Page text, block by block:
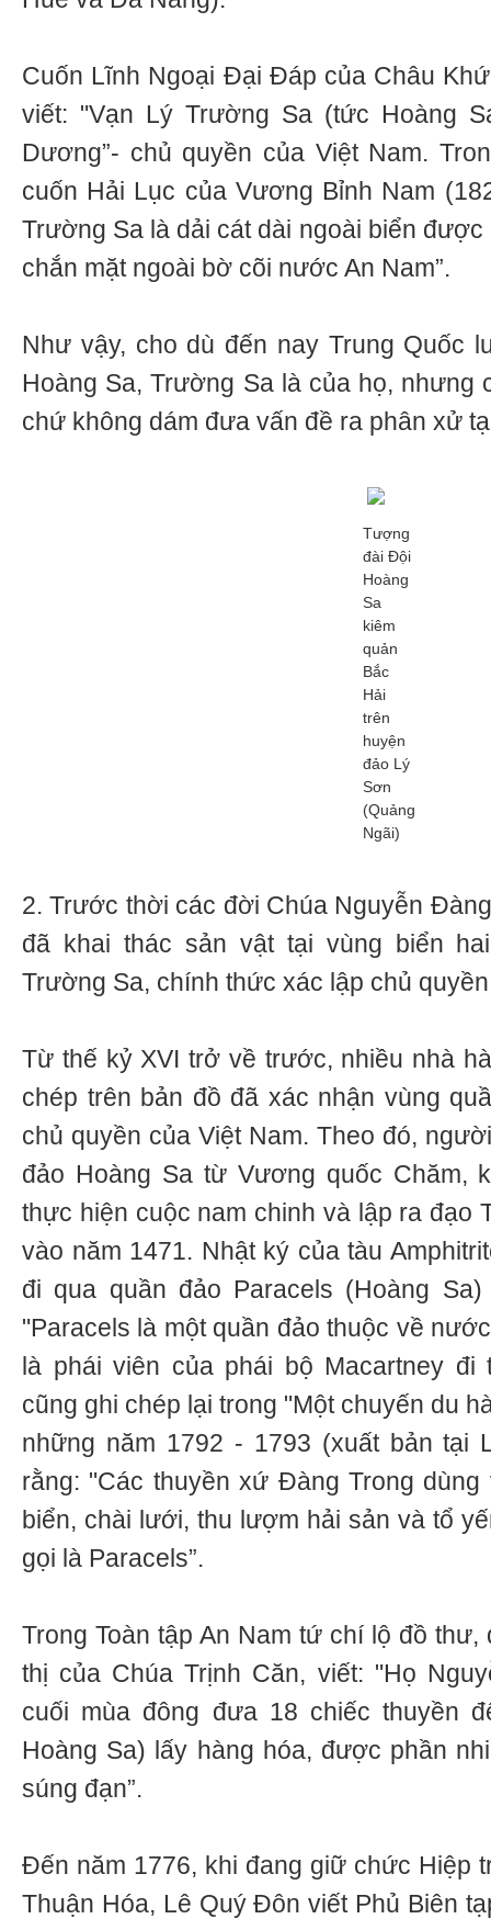
Cuốn Lĩnh Ngoại Đại Đáp của Châu
viết: "Vạn Lý Trường Sa (tức Hoàng
Dương”- chủ quyền của Việt Nam.
cuốn Hải Lục của Vương Bỉnh Nam
Trường Sa là dải cát dài ngoài biển
chắn mặt ngoài bờ cõi nước An Nam”.
Như vậy, cho dù đến nay Trung Quốc
Hoàng Sa, Trường Sa là của họ, nhưng
chứ không dám đưa vấn đề ra phân xử
Tượng
đài Đội
Hoàng
Sa
kiêm
quản
Bắc
Hải
trên
huyện
đảo Lý
Sơn
(Quảng
Ngãi)
2. Trước thời các đời Chúa Nguyễn
đã khai thác sản vật tại vùng biển
Trường Sa, chính thức xác lập chủ
Từ thế kỷ XVI trở về trước, nhiều nhà
chép trên bản đồ đã xác nhận vùng
chủ quyền của Việt Nam. Theo đó,
đảo Hoàng Sa từ Vương quốc Chăm,
thực hiện cuộc nam chinh và lập ra đạo
vào năm 1471. Nhật ký của tàu
đi qua quần đảo Paracels (Hoàng
"Paracels là một quần đảo thuộc về
là phái viên của phái bộ Macartney đi
cũng ghi chép lại trong "Một chuyến du
những năm 1792 - 1793 (xuất bản tại
rằng: "Các thuyền xứ Đàng Trong
biển, chài lưới, thu lượm hải sản và tổ
gọi là Paracels”.
Trong Toàn tập An Nam tứ chí lộ đồ
thị của Chúa Trịnh Căn, viết: "Họ
cuối mùa đông đưa 18 chiếc thuyền
Hoàng Sa) lấy hàng hóa, được phần
súng đạn”.
Đến năm 1776, khi đang giữ chức Hiệp
Thuận Hóa, Lê Quý Đôn viết Phủ Biên